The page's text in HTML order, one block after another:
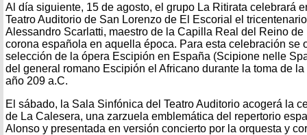
Al día siguiente, 15 de agosto, el grupo La Ritirata celebrará
Teatro Auditorio de San Lorenzo de El Escorial el
Alessandro Scarlatti, maestro de la Capilla Real del Reino
corona española en aquella época. Para esta celebración se
selección de la ópera Escipión en España (Scipione nelle
del general romano Escipión el Africano durante la toma de
año 209 a.C.
El sábado, la Sala Sinfónica del Teatro Auditorio acogerá la
de La Calesera, una zarzuela emblemática del repertorio
Alonso y presentada en versión concierto por la orquesta y